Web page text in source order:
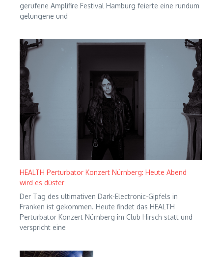
gerufene Amplifire Festival Hamburg feierte eine rundum
gelungene und
HEALTH Perturbator Konzert Nürnberg: Heute Abend
wird es düster
Der Tag des ultimativen Dark-Electronic-Gipfels in
Franken ist gekommen. Heute findet das HEALTH
Perturbator Konzert Nürnberg im Club Hirsch statt und
verspricht eine